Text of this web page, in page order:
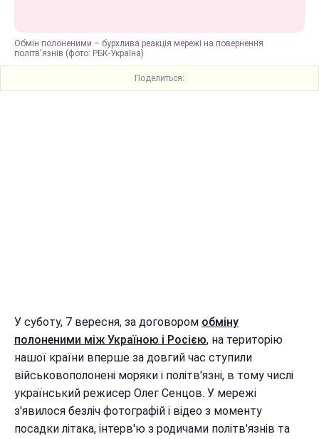
Обмін полоненими – бурхлива реакція мережі на повернення
політв'язнів (фото: РБК-Україна)
Поделиться:
У суботу, 7 вересня, за договором обміну
полоненими між Україною і Росією, на територію
нашої країни вперше за довгий час ступили
військовополонені моряки і політв'язні, в тому числі
український режисер Олег Сенцов. У мережі
з'явилося безліч фотографій і відео з моменту
посадки літака, інтерв'ю з родичами політв'язнів та